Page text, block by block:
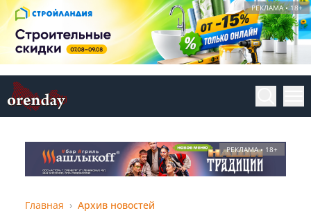
РЕКЛАМА • 18+
РЕКЛАМА • 18+
Главная Архив новостей